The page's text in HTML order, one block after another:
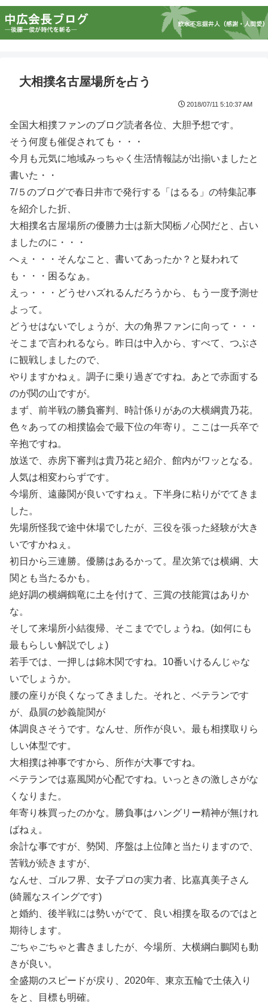
大相撲名古屋場所を占う
2018/07/11 5:10:37 AM
全国大相撲ファンのブログ読者各位、大胆予想です。
そう何度も催促されても・・・
今月も元気に地域みっちゃく生活情報誌が出揃いましたと
書いた・・
7/５のブログで春日井市で発行する「はるる」の特集記事
を紹介した折、
大相撲名古屋場所の優勝力士は新大関栃ノ心関だと、占い
ましたのに・・・
へぇ・・・そんなこと、書いてあったか？と疑われて
も・・・困るなぁ。
えっ・・・どうせハズれるんだろうから、もう一度予測せ
よって。
どうせはないでしょうが、大の角界ファンに向って・・・
そこまで言われるなら。昨日は中入から、すべて、つぶさ
に観戦しましたので、
やりますかねぇ。調子に乗り過ぎですね。あとで赤面する
のが関の山ですが。
まず、前半戦の勝負審判、時計係りがあの大横綱貴乃花。
色々あっての相撲協会で最下位の年寄り。ここは一兵卒で
辛抱ですね。
放送で、赤房下審判は貴乃花と紹介、館内がワッとなる。
人気は相変わらずです。
今場所、遠藤関が良いですねぇ。下半身に粘りがでてきま
した。
先場所怪我で途中休場でしたが、三役を張った経験が大き
いですかねぇ。
初日から三連勝。優勝はあるかって。星次第では横綱、大
関とも当たるかも。
絶好調の横綱鶴竜に土を付けて、三賞の技能賞はありか
な。
そして来場所小結復帰、そこまででしょうね。(如何にも
最もらしい解説でしょ)
若手では、一押しは錦木関ですね。10番いけるんじゃな
いでしょうか。
腰の座りが良くなってきました。それと、ベテランです
が、贔屓の妙義龍関が
体調良さそうです。なんせ、所作が良い。最も相撲取りら
しい体型です。
大相撲は神事ですから、所作が大事ですね。
ベテランでは嘉風関が心配ですね。いっときの激しさがな
くなりまた。
年寄り株買ったのかな。勝負事はハングリー精神が無けれ
ばねぇ。
余計な事ですが、勢関、序盤は上位陣と当たりますので、
苦戦が続きますが、
なんせ、ゴルフ界、女子プロの実力者、比嘉真美子さん
(綺麗なスイングです)
と婚約、後半戦には勢いがでて、良い相撲を取るのではと
期待します。
ごちゃごちゃと書きましたが、今場所、大横綱白鵬関も動
きが良い。
全盛期のスピードが戻り、2020年、東京五輪で土俵入り
をと、目標も明確。